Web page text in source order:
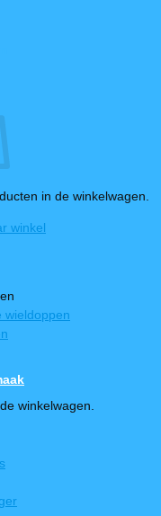
in de winkelwagen.
winkel
winkelwagen.
wieldoppen